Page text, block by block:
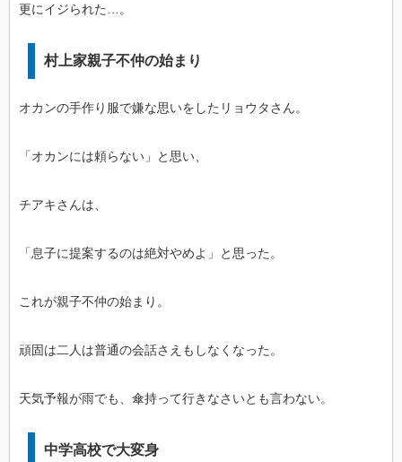
更にイジられた…。
村上家親子不仲の始まり
オカンの手作り服で嫌な思いをしたリョウタさん。
「オカンには頼らない」と思い、
チアキさんは、
「息子に提案するのは絶対やめよ」と思った。
これが親子不仲の始まり。
頑固は二人は普通の会話さえもしなくなった。
天気予報が雨でも、傘持って行きなさいとも言わない。
中学高校で大変身